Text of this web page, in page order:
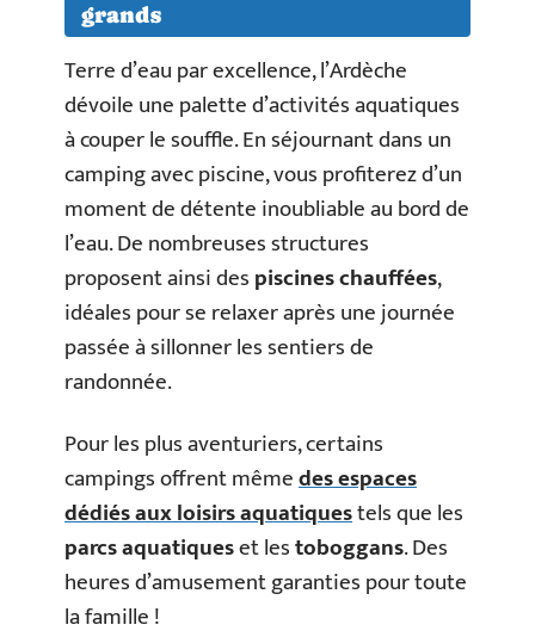
grands
Terre d’eau par excellence, l’Ardèche
dévoile une palette d’activités aquatiques
à couper le souffle. En séjournant dans un
camping avec piscine, vous profiterez d’un
moment de détente inoubliable au bord de
l’eau. De nombreuses structures
proposent ainsi despiscines chauffées,
idéales pour se relaxer après une journée
passée à sillonner les sentiers de
randonnée.
Pour les plus aventuriers, certains
campings offrent mêmedes espaces
dédiés aux loisirs aquatiquestels que les
parcs aquatiqueset lestoboggans. Des
heures d’amusement garanties pour toute
la famille !